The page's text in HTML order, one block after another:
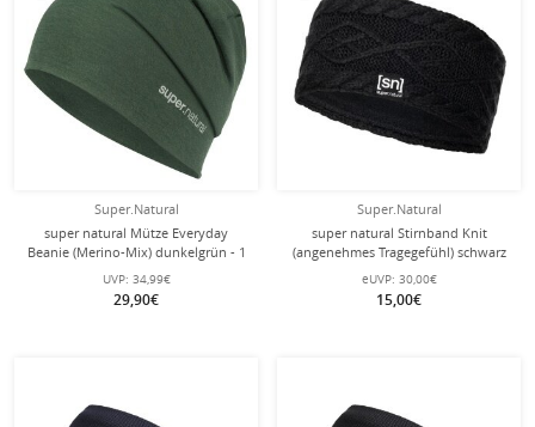
Super.Natural
super natural Mütze Everyday
Beanie (Merino-Mix) dunkelgrün - 1
Stück
UVP: 34,99€
29,90€
Super.Natural
super natural Stirnband Knit
(angenehmes Tragegefühl) schwarz
Damen - 1 Stück
eUVP: 30,00€
15,00€